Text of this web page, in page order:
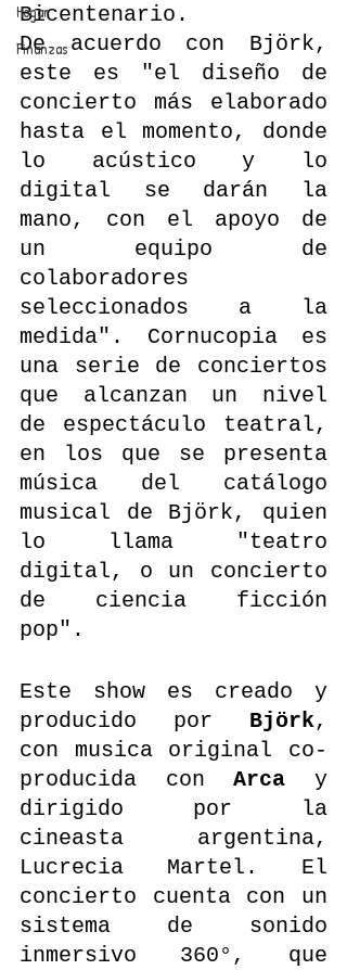
Hogar
Finanzas
Bicentenario.
De acuerdo con Björk,
este es "el diseño de
concierto más elaborado
hasta el momento, donde
lo acústico y lo
digital se darán la
mano, con el apoyo de
un equipo de
colaboradores
seleccionados a la
medida". Cornucopia es
una serie de conciertos
que alcanzan un nivel
de espectáculo teatral,
en los que se presenta
música del catálogo
musical de Björk, quien
lo llama "teatro
digital, o un concierto
de ciencia ficción
pop".
Este show es creado y
producido por Björk,
con musica original co-
producida con Arca y
dirigido por la
cineasta argentina,
Lucrecia Martel. El
concierto cuenta con un
sistema de sonido
inmersivo 360°, que